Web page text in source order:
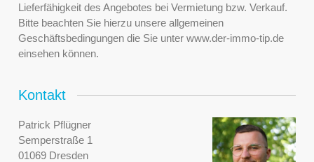
Lieferfähigkeit des Angebotes bei Vermietung bzw. Verkauf.
Bitte beachten Sie hierzu unsere allgemeinen
Geschäftsbedingungen die Sie unter www.der-immo-tip.de
einsehen können.
Kontakt
Patrick Pflügner
Semperstraße 1
01069 Dresden